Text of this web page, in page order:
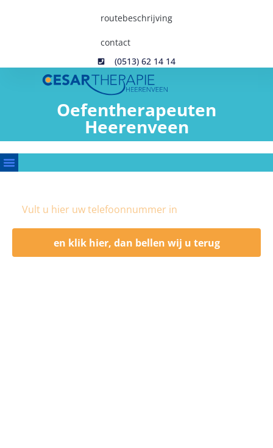
routebeschrijving
contact
(0513) 62 14 14
Oefentherapeuten
Heerenveen
en klik hier, dan bellen wij u terug